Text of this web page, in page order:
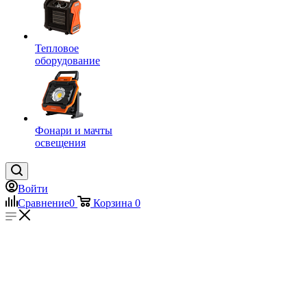
Тепловое
оборудование
Фонари и мачты
освещения
Войти
Сравнение0 Корзина 0